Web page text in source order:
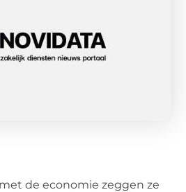
de economie zeggen ze